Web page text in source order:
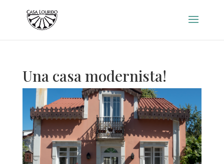
Una casa modernista!